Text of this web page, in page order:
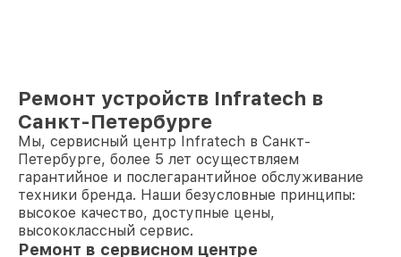
Ремонт устройств Infratech в
Санкт-Петербурге
Мы, сервисный центр Infratech в Санкт-
Петербурге, более 5 лет осуществляем
гарантийное и послегарантийное обслуживание
техники бренда. Наши безусловные принципы:
высокое качество, доступные цены,
высококлассный сервис.
Ремонт в сервисном центре